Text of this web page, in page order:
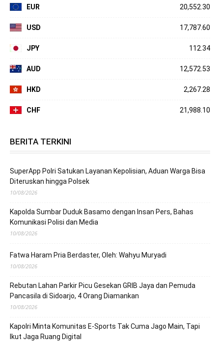
EUR 20,552.30
USD 17,787.60
JPY 112.34
AUD 12,572.53
HKD 2,267.28
CHF 21,988.10
BERITA TERKINI
SuperApp Polri Satukan Layanan Kepolisian, Aduan Warga Bisa
Diteruskan hingga Polsek
10/08/2026
Kapolda Sumbar Duduk Basamo dengan Insan Pers, Bahas
Komunikasi Polisi dan Media
10/08/2026
Fatwa Haram Pria Berdaster, Oleh: Wahyu Muryadi
10/08/2026
Rebutan Lahan Parkir Picu Gesekan GRIB Jaya dan Pemuda
Pancasila di Sidoarjo, 4 Orang Diamankan
10/08/2026
Kapolri Minta Komunitas E-Sports Tak Cuma Jago Main, Tapi
Ikut Jaga Ruang Digital